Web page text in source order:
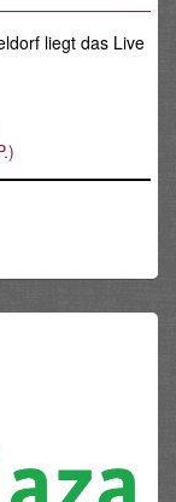
liegt das Live